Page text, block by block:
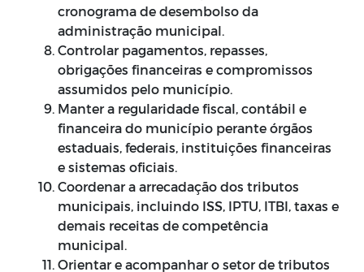
cronograma de desembolso da
administração municipal.
Controlar pagamentos, repasses,
obrigações financeiras e compromissos
assumidos pelo município.
Manter a regularidade fiscal, contábil e
financeira do município perante órgãos
estaduais, federais, instituições financeiras
e sistemas oficiais.
Coordenar a arrecadação dos tributos
municipais, incluindo ISS, IPTU, ITBI, taxas e
demais receitas de competência
municipal.
Orientar e acompanhar o setor de tributos